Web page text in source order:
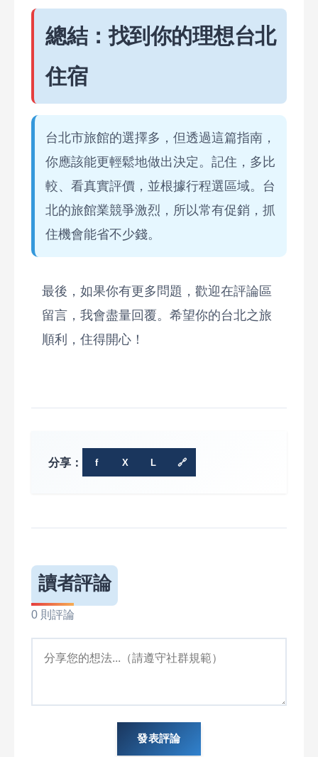
總結：找到你的理想台北
住宿
台北市旅館的選擇多，但透過這篇指南，
你應該能更輕鬆地做出決定。記住，多比
較、看真實評價，並根據行程選區域。台
北的旅館業競爭激烈，所以常有促銷，抓
住機會能省不少錢。
最後，如果你有更多問題，歡迎在評論區
留言，我會盡量回覆。希望你的台北之旅
順利，住得開心！
分享： f X L 🔗
讀者評論
0 則評論
發表評論